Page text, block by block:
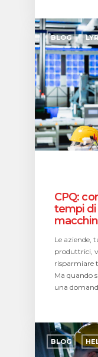
BLOG
CPQ:
tempi
Le aziende,
produttrici,
risparmiare
Ma quando
una
BLOG